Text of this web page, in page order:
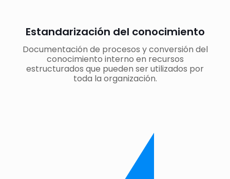
Estandarización del conocimiento
Documentación de procesos y conversión del
conocimiento interno en recursos
estructurados que pueden ser utilizados por
toda la organización.